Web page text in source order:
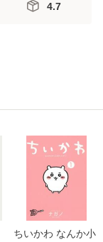
4.7
ちいかわ なんか小